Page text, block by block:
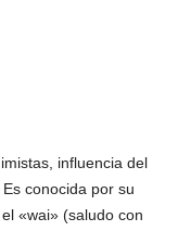
influencia del
conocida por su
«wai» (saludo con